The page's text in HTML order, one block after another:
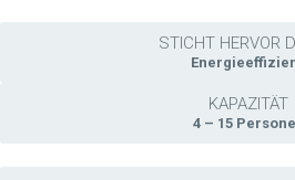
STICHT HERVOR
KAPAZITÄT
4 – 15